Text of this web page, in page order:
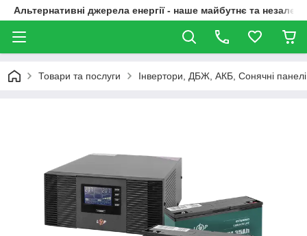
Альтернативні джерела енергії - наше майбутнє та
Товари та послуги Інвертори, ДБЖ, АКБ, Сонячні